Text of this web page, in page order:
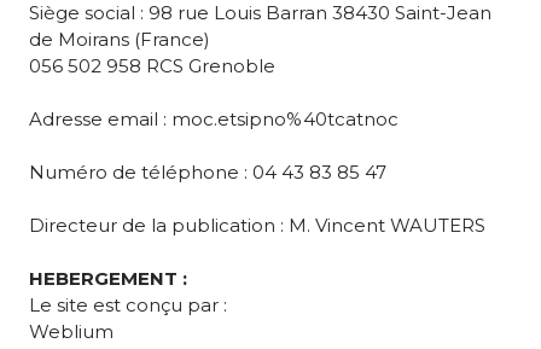
Siège social : 98 rue Louis Barran 38430 Saint-Jean
de Moirans (France)
056 502 958 RCS Grenoble
Adresse email : moc.etsipno%40tcatnoc
Numéro de téléphone : 04 43 83 85 47
Directeur de la publication : M. Vincent WAUTERS
HEBERGEMENT :
Le site est conçu par :
Weblium